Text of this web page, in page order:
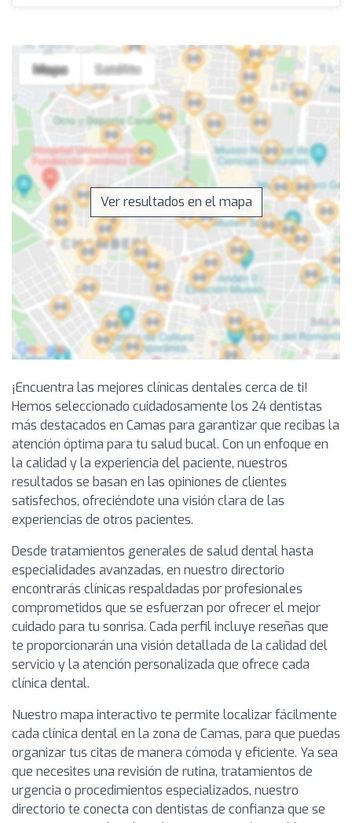
Ver resultados en el mapa
¡Encuentra las mejores clínicas dentales cerca de ti!
Hemos seleccionado cuidadosamente los 24 dentistas
más destacados en Camas para garantizar que recibas la
atención óptima para tu salud bucal. Con un enfoque en
la calidad y la experiencia del paciente, nuestros
resultados se basan en las opiniones de clientes
satisfechos, ofreciéndote una visión clara de las
experiencias de otros pacientes.
Desde tratamientos generales de salud dental hasta
especialidades avanzadas, en nuestro directorio
encontrarás clínicas respaldadas por profesionales
comprometidos que se esfuerzan por ofrecer el mejor
cuidado para tu sonrisa. Cada perfil incluye reseñas que
te proporcionarán una visión detallada de la calidad del
servicio y la atención personalizada que ofrece cada
clínica dental.
Nuestro mapa interactivo te permite localizar fácilmente
cada clínica dental en la zona de Camas, para que puedas
organizar tus citas de manera cómoda y eficiente. Ya sea
que necesites una revisión de rutina, tratamientos de
urgencia o procedimientos especializados, nuestro
directorio te conecta con dentistas de confianza que se